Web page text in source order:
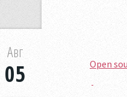
Open
Авг
05